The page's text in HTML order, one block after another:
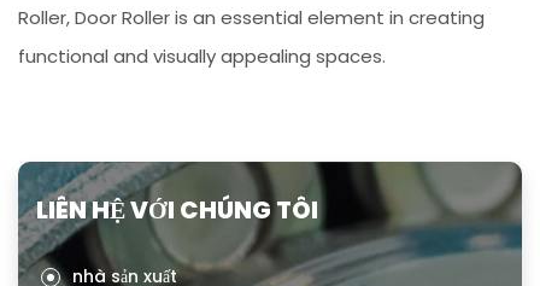
Roller, Door Roller is an essential element in creating
functional and visually appealing spaces.
LIÊN HỆ VỚI CHÚNG TÔI
nhà sản xuất